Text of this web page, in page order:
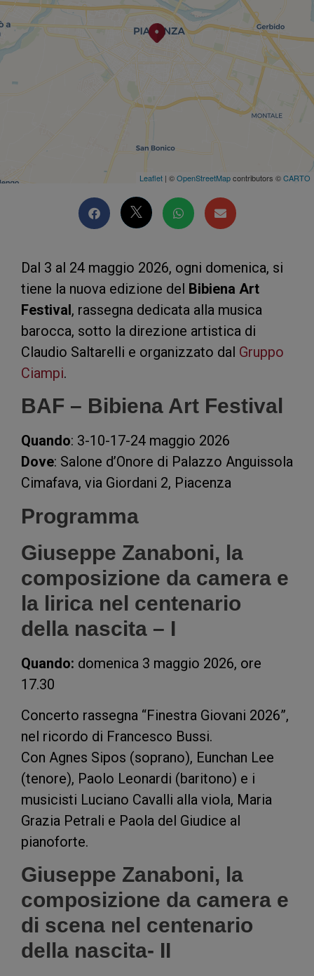
Leaflet | ©OpenStreetMapcontributors ©CARTO
Dal 3 al 24 maggio 2026, ogni domenica, si
tiene la nuova edizione del Bibiena Art
Festival, rassegna dedicata alla musica
barocca, sotto la direzione artistica di
Claudio Saltarelli e organizzato dal Gruppo
Ciampi.
BAF – Bibiena Art Festival
Quando: 3-10-17-24 maggio 2026
Dove: Salone d’Onore di Palazzo Anguissola
Cimafava, via Giordani 2, Piacenza
Programma
Giuseppe Zanaboni, la
composizione da camera e
la lirica nel centenario
della nascita – I
Quando: domenica 3 maggio 2026, ore
17.30
Concerto rassegna “Finestra Giovani 2026”,
nel ricordo di Francesco Bussi.
Con Agnes Sipos (soprano), Eunchan Lee
(tenore), Paolo Leonardi (baritono) e i
musicisti Luciano Cavalli alla viola, Maria
Grazia Petrali e Paola del Giudice al
pianoforte.
Giuseppe Zanaboni, la
composizione da camera e
di scena nel centenario
della nascita- II